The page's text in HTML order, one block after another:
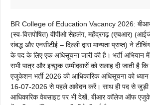
BR College of Education Vacancy 2026:
(स्व-वित्तपोषित) वीपीओ सेहलंग, महेंद्रगढ़ (एचआर)
संबद्ध और एनसीटीई – दिल्ली द्वारा मान्यता प्राप्त) ने
के पद के लिए एक अधिसूचना जारी की है। भर्ती अभियान में
सभी पात्र और इच्छुक उम्मीदवारों को सलाह दी जाती है
एजुकेशन भर्ती 2026 की आधिकारिक अधिसूचना को
16-07-2026 से पहले आवेदन करें। साथ ही पद से जुड़ी
आधिकारिक वेबसाइट पर भी देखें. बीआर कॉलेज ऑफ